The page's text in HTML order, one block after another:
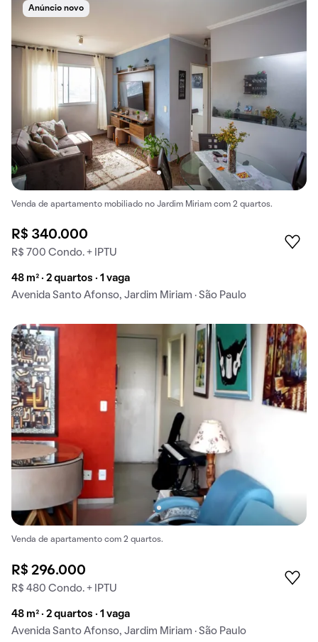
Anúncio novo
Venda de apartamento mobiliado no Jardim Miriam com 2 quartos.
R$ 340.000
R$ 700 Condo. + IPTU
48 m² · 2 quartos · 1 vaga
Avenida Santo Afonso, Jardim Miriam · São Paulo
Venda de apartamento com 2 quartos.
R$ 296.000
R$ 480 Condo. + IPTU
48 m² · 2 quartos · 1 vaga
Avenida Santo Afonso, Jardim Miriam · São Paulo